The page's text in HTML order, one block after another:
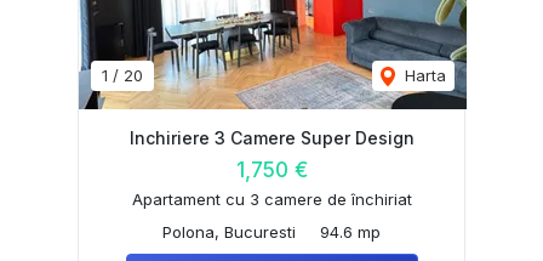
1 / 20 Harta
Inchiriere 3 Camere Super Design
1,750 €
Apartament cu 3 camere de închiriat
Polona, Bucuresti
94.6 mp